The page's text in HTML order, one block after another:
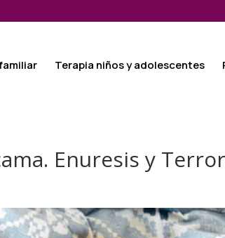
Terapia niños y adolescentes
Enuresis y